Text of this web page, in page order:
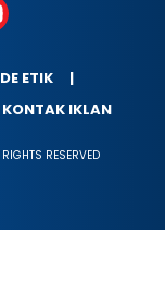
ETIK
KONTAK IKLAN
RESERVED